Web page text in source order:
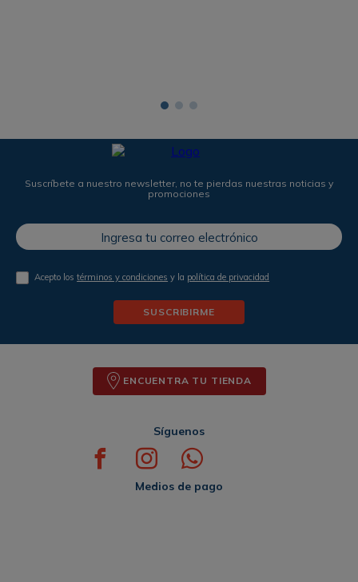
Suscríbete a nuestro newsletter, no te pierdas nuestras noticias y
promociones
Acepto lostérminos y condiciones y la política de privacidad
SUSCRIBIRME
ENCUENTRA TU TIENDA
Síguenos
Medios de pago